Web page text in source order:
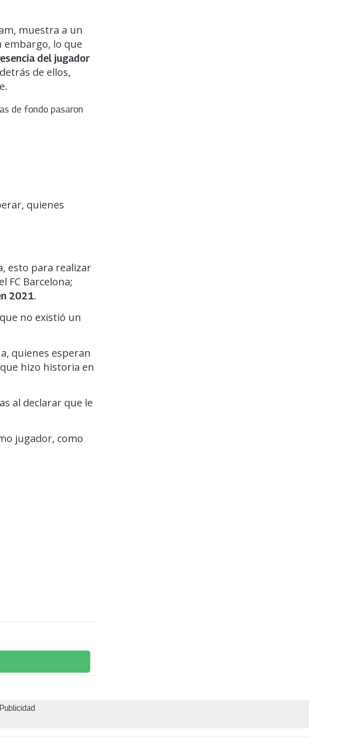
muestra a un
embargo, lo que
del jugador
de ellos,
de fondo pasaron
quienes
esto para realizar
FC Barcelona;
2021.
no existió un
quienes esperan
hizo historia en
al declarar que le
jugador, como
Publicidad